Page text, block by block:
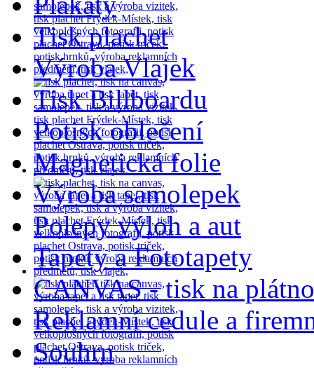
Tisk plachet
Výroba Vlajek
Tisk Billboardu
Potisk oblečení
Magnetická folie
Výroba samolepek
Polepy výloh a aut
Tapety a Fototapety
CANVAS - tisk na plátno
Reklamní cedule a
Souhrn